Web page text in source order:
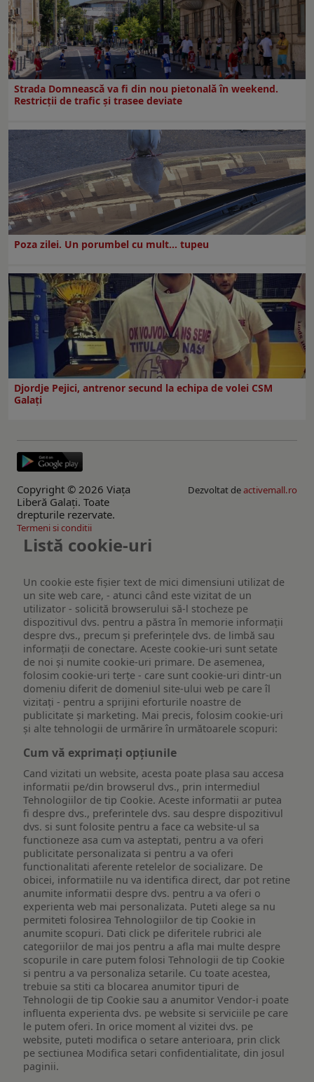
Strada Domnească va fi din nou pietonală în weekend.
Restricţii de trafic şi trasee deviate
Poza zilei. Un porumbel cu mult… tupeu
Djordje Pejici, antrenor secund la echipa de volei CSM
Galați
Copyright © 2026 Viaţa
Liberă Galaţi. Toate
drepturile rezervate.
Dezvoltat deactivemall.ro
Termeni si conditii
Listă cookie-uri
Un cookie este fişier text de mici dimensiuni utilizat de
un site web care, - atunci când este vizitat de un
utilizator - solicită browserului să-l stocheze pe
dispozitivul dvs. pentru a păstra în memorie informații
despre dvs., precum și preferințele dvs. de limbă sau
informații de conectare. Aceste cookie-uri sunt setate
de noi și numite cookie-uri primare. De asemenea,
folosim cookie-uri terțe - care sunt cookie-uri dintr-un
domeniu diferit de domeniul site-ului web pe care îl
vizitați - pentru a sprijini eforturile noastre de
publicitate și marketing. Mai precis, folosim cookie-uri
și alte tehnologii de urmărire în următoarele scopuri:
Cum vă exprimați opțiunile
Cand vizitati un website, acesta poate plasa sau accesa
informatii pe/din browserul dvs., prin intermediul
Tehnologiilor de tip Cookie. Aceste informatii ar putea
fi despre dvs., preferintele dvs. sau despre dispozitivul
dvs. si sunt folosite pentru a face ca website-ul sa
functioneze asa cum va asteptati, pentru a va oferi
publicitate personalizata si pentru a va oferi
functionalitati aferente retelelor de socializare. De
obicei, informatiile nu va identifica direct, dar pot retine
anumite informatii despre dvs. pentru a va oferi o
experienta web mai personalizata. Puteti alege sa nu
permiteti folosirea Tehnologiilor de tip Cookie in
anumite scopuri. Dati click pe diferitele rubrici ale
categoriilor de mai jos pentru a afla mai multe despre
scopurile in care putem folosi Tehnologii de tip Cookie
si pentru a va personaliza setarile. Cu toate acestea,
trebuie sa stiti ca blocarea anumitor tipuri de
Tehnologii de tip Cookie sau a anumitor Vendor-i poate
influenta experienta dvs. pe website si serviciile pe care
le putem oferi. In orice moment al vizitei dvs. pe
website, puteti modifica o setare anterioara, prin click
pe sectiunea Modifica setari confidentialitate, din josul
paginii.